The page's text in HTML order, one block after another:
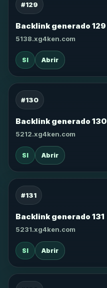
#129
Backlink generado 129
5138.xg4ken.com
SI Abrir
#130
Backlink generado 130
5212.xg4ken.com
SI Abrir
#131
Backlink generado 131
5231.xg4ken.com
SI Abrir